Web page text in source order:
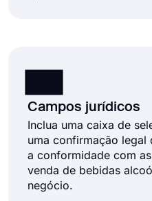
Campos jurídicos
Inclua uma caixa de
uma confirmação
a conformidade com
venda de bebidas
negócio.